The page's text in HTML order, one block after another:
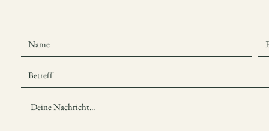
123-456-7890